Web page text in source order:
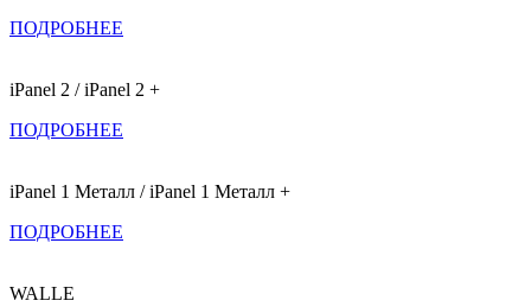
ПОДРОБНЕЕ
iPanel 2 / iPanel 2 +
ПОДРОБНЕЕ
iPanel 1 Металл / iPanel 1 Металл +
ПОДРОБНЕЕ
WALLE